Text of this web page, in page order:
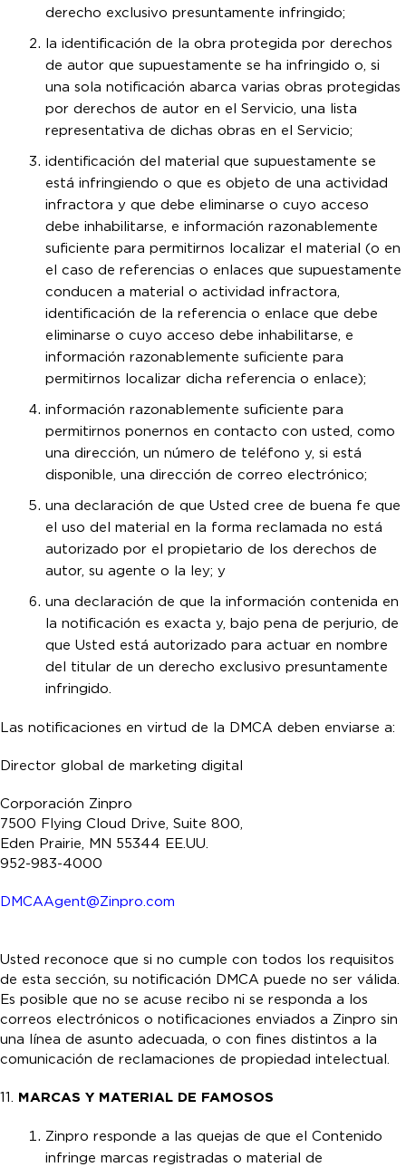
derecho exclusivo presuntamente infringido;
la identificación de la obra protegida por derechos
de autor que supuestamente se ha infringido o, si
una sola notificación abarca varias obras protegidas
por derechos de autor en el Servicio, una lista
representativa de dichas obras en el Servicio;
identificación del material que supuestamente se
está infringiendo o que es objeto de una actividad
infractora y que debe eliminarse o cuyo acceso
debe inhabilitarse, e información razonablemente
suficiente para permitirnos localizar el material (o en
el caso de referencias o enlaces que supuestamente
conducen a material o actividad infractora,
identificación de la referencia o enlace que debe
eliminarse o cuyo acceso debe inhabilitarse, e
información razonablemente suficiente para
permitirnos localizar dicha referencia o enlace);
información razonablemente suficiente para
permitirnos ponernos en contacto con usted, como
una dirección, un número de teléfono y, si está
disponible, una dirección de correo electrónico;
una declaración de que Usted cree de buena fe que
el uso del material en la forma reclamada no está
autorizado por el propietario de los derechos de
autor, su agente o la ley; y
una declaración de que la información contenida en
la notificación es exacta y, bajo pena de perjurio, de
que Usted está autorizado para actuar en nombre
del titular de un derecho exclusivo presuntamente
infringido.
Las notificaciones en virtud de la DMCA deben enviarse a:
Director global de marketing digital
Corporación Zinpro
7500 Flying Cloud Drive, Suite 800,
Eden Prairie, MN 55344 EE.UU.
952-983-4000
DMCAAgent@Zinpro.com
Usted reconoce que si no cumple con todos los requisitos
de esta sección, su notificación DMCA puede no ser válida.
Es posible que no se acuse recibo ni se responda a los
correos electrónicos o notificaciones enviados a Zinpro sin
una línea de asunto adecuada, o con fines distintos a la
comunicación de reclamaciones de propiedad intelectual.
11. MARCAS Y MATERIAL DE FAMOSOS
Zinpro responde a las quejas de que el Contenido
infringe marcas registradas o material de